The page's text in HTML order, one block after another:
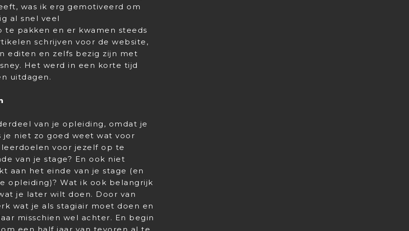
was ik erg gemotiveerd om
al snel veel
pakken en er kwamen steeds
schrijven voor de website,
editen en zelfs bezig zijn met
Het werd in een korte tijd
uitdagen.
van je opleiding, omdat je
je niet zo goed weet wat voor
voor jezelf op te
van je stage? En ook niet
aan het einde van je stage (en
opleiding)? Wat ik ook belangrijk
je later wilt doen. Door van
wat je als stagiair moet doen en
misschien wel achter. En begin